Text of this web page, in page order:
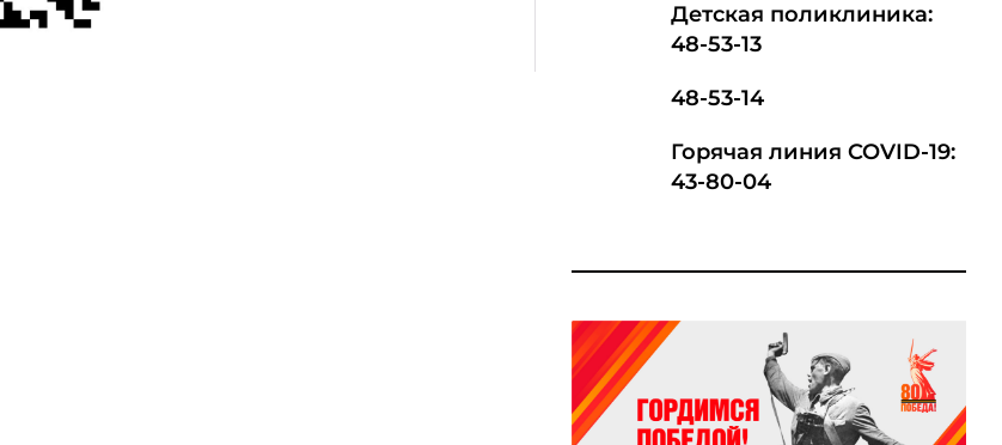
Детская поликлиника:
48-53-13
48-53-14
Горячая линия COVID-19:
43-80-04